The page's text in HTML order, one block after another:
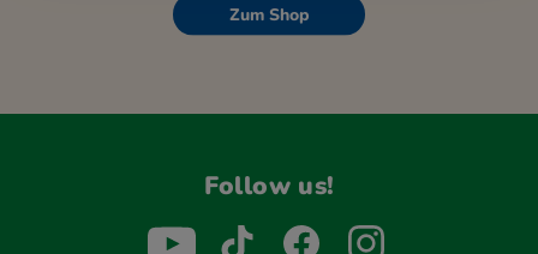
Zum Shop
Follow us!